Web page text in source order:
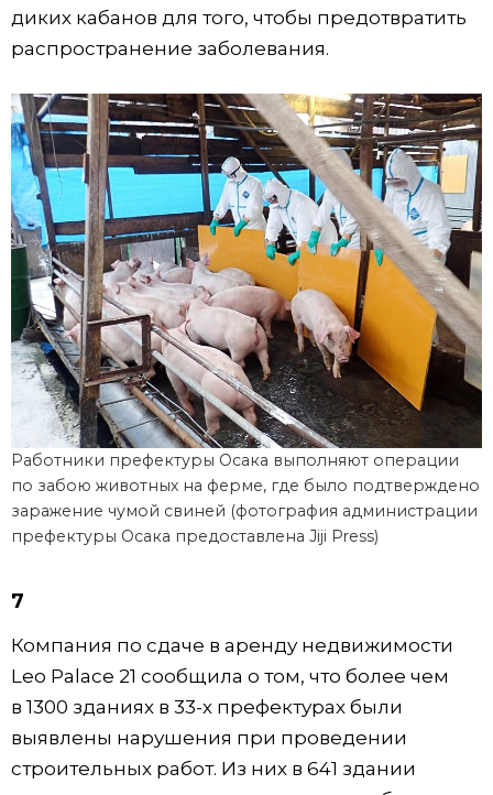
диких кабанов для того, чтобы предотвратить
распространение заболевания.
Работники префектуры Осака выполняют операции
по забою животных на ферме, где было подтверждено
заражение чумой свиней (фотография администрации
префектуры Осака предоставлена Jiji Press)
7
Компания по сдаче в аренду недвижимости
Leo Palace 21 сообщила о том, что более чем
в 1300 зданиях в 33-х префектурах были
выявлены нарушения при проведении
строительных работ. Из них в 641 здании